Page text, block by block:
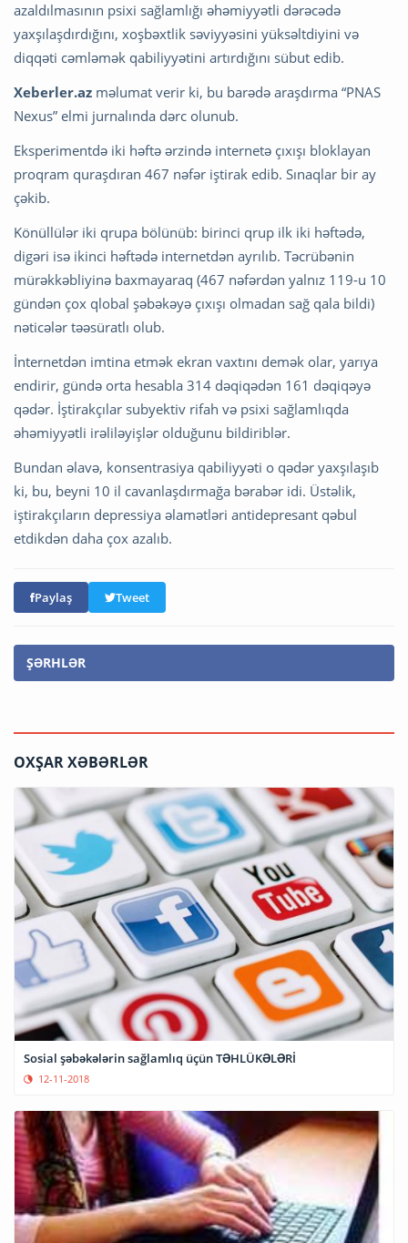
azaldılmasının psixi sağlamlığı əhəmiyyətli dərəcədə
yaxşılaşdırdığını, xoşbəxtlik səviyyəsini yüksəltdiyini və
diqqəti cəmləmək qabiliyyətini artırdığını sübut edib.
Xeberler.az məlumat verir ki, bu barədə araşdırma “PNAS
Nexus” elmi jurnalında dərc olunub.
Eksperimentdə iki həftə ərzində internetə çıxışı bloklayan
proqram quraşdıran 467 nəfər iştirak edib. Sınaqlar bir ay
çəkib.
Könüllülər iki qrupa bölünüb: birinci qrup ilk iki həftədə,
digəri isə ikinci həftədə internetdən ayrılıb. Təcrübənin
mürəkkəbliyinə baxmayaraq (467 nəfərdən yalnız 119-u 10
gündən çox qlobal şəbəkəyə çıxışı olmadan sağ qala bildi)
nəticələr təəsüratlı olub.
İnternetdən imtina etmək ekran vaxtını demək olar, yarıya
endirir, gündə orta hesabla 314 dəqiqədən 161 dəqiqəyə
qədər. İştirakçılar subyektiv rifah və psixi sağlamlıqda
əhəmiyyətli irəliləyişlər olduğunu bildiriblər.
Bundan əlavə, konsentrasiya qabiliyyəti o qədər yaxşılaşıb
ki, bu, beyni 10 il cavanlaşdırmağa bərabər idi. Üstəlik,
iştirakçıların depressiya əlamətləri antidepresant qəbul
etdikdən daha çox azalıb.
Paylaş Tweet
ŞƏRHLƏR
OXŞAR XƏBƏRLƏR
Sosial şəbəkələrin sağlamlıq üçün TƏHLÜKƏLƏRİ
12-11-2018